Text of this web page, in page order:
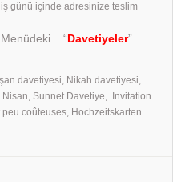
iş günü içinde adresinize teslim
Menüdeki “Davetiyeler”
davetiyesi, Nikah davetiyesi,
Sunnet Davetiye, Invitation
coûteuses, Hochzeitskarten